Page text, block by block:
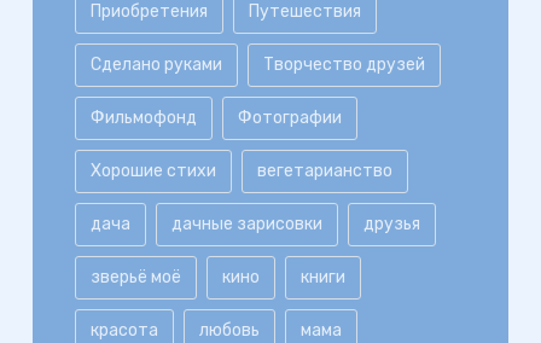
Приобретения Путешествия
Сделано руками Творчество друзей
Фильмофонд Фотографии
Хорошие стихи вегетарианство
дача дачные зарисовки друзья
зверьё моё кино книги
красота любовь мама